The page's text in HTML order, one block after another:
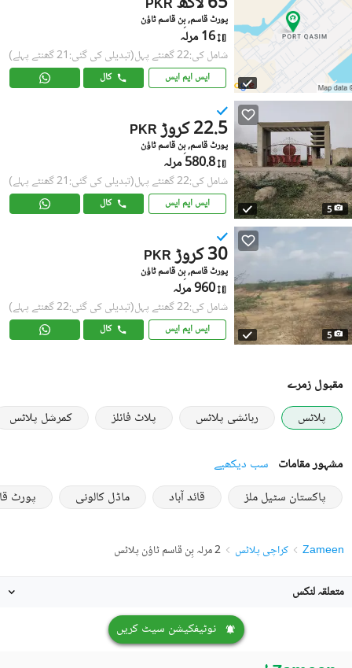
PKR
پورٹ قاسم, بِن قاسم ٹاؤن
16 مرلہ
شامل کی:22 گھنٹے پہل (تبدیلی کی گئی:21 گھنٹے پہلے)
ایس ایم ایس کال
5
PKR 22.5 کروڑ
پورٹ قاسم, بِن قاسم ٹاؤن
580.8 مرلہ
شامل کی:22 گھنٹے پہل (تبدیلی کی گئی:21 گھنٹے پہلے)
ایس ایم ایس کال
5
PKR 30 کروڑ
پورٹ قاسم, بِن قاسم ٹاؤن
960 مرلہ
شامل کی:22 گھنٹے پہل (تبدیلی کی گئی:22 گھنٹے پہلے)
ایس ایم ایس کال
مقبول زمرے
پلاٹس
رہائشی پلاٹس پلاٹ فائلز کمرشل پلاٹس
مشہور مقامات سب دیکھیے
پاکستان سٹیل ملز
قائد آباد ماڈل کالونی پورٹ
Zameen کراچی پلاٹس 2 مرلہ بِن قاسم ٹاؤن پلاٹس
متعلقہ لنکس
نوٹیفکیشن سیٹ کریں